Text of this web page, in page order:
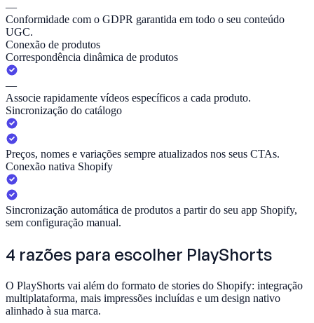
—
Conformidade com o GDPR garantida em todo o seu conteúdo
UGC.
Conexão de produtos
Correspondência dinâmica de produtos
—
Associe rapidamente vídeos específicos a cada produto.
Sincronização do catálogo
Preços, nomes e variações sempre atualizados nos seus CTAs.
Conexão nativa Shopify
Sincronização automática de produtos a partir do seu app Shopify,
sem configuração manual.
4 razões para escolher PlayShorts
O PlayShorts vai além do formato de stories do Shopify: integração
multiplataforma, mais impressões incluídas e um design nativo
alinhado à sua marca.